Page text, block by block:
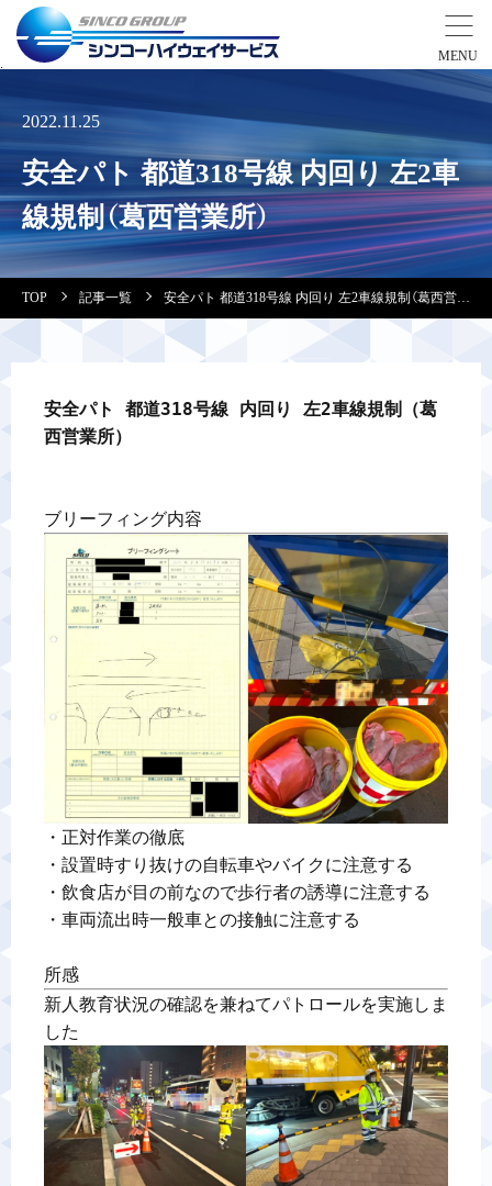
営業拠点
会社案内・実績紹介
反社会的勢力排除宣言
カスタマーハラスメントに対する基本方針
プライバシーポリシー
お問い合わせ
2022.11.25
安全パト 都道318号線 内回り 左2車
線規制（葛西営業所）
TOP 記事一覧 安全パト 都道318号線 内回り 左2車線規制（葛西営業所）
安全パト 都道318号線 内回り 左2車線規制（葛
西営業所）
ブリーフィング内容
・正対作業の徹底
・設置時すり抜けの自転車やバイクに注意する
・飲食店が目の前なので歩行者の誘導に注意する
・車両流出時一般車との接触に注意する
所感
新人教育状況の確認を兼ねてパトロールを実施しま